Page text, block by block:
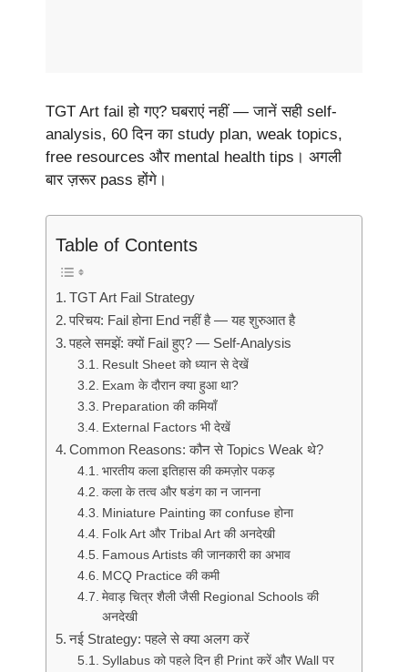
TGT Art fail हो गए? घबराएं नहीं — जानें सही self-
analysis, 60 दिन का study plan, weak topics,
free resources और mental health tips। अगली
बार ज़रूर pass होंगे।
Table of Contents
TGT Art Fail Strategy
परिचय: Fail होना End नहीं है — यह शुरुआत है
पहले समझें: क्यों Fail हुए? — Self-Analysis
Result Sheet को ध्यान से देखें
Exam के दौरान क्या हुआ था?
Preparation की कमियाँ
External Factors भी देखें
Common Reasons: कौन से Topics Weak थे?
भारतीय कला इतिहास की कमज़ोर पकड़
कला के तत्व और षडंग का न जानना
Miniature Painting का confuse होना
Folk Art और Tribal Art की अनदेखी
Famous Artists की जानकारी का अभाव
MCQ Practice की कमी
मेवाड़ चित्र शैली जैसी Regional Schools की
अनदेखी
नई Strategy: पहले से क्या अलग करें
Syllabus को पहले दिन ही Print करें और Wall पर